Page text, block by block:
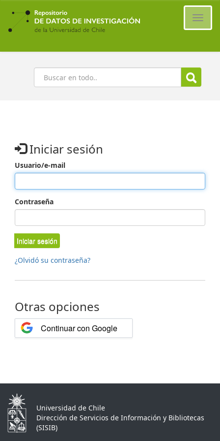
Ir
contenido
principal
Buscar
Iniciar sesión
Usuario/e-mail
Contraseña
Iniciar sesión
¿Olvidó su contraseña?
Otras opciones
Continuar con Google
Universidad de Chile
Dirección de Servicios de Información y Bibliotecas
(SISIB)